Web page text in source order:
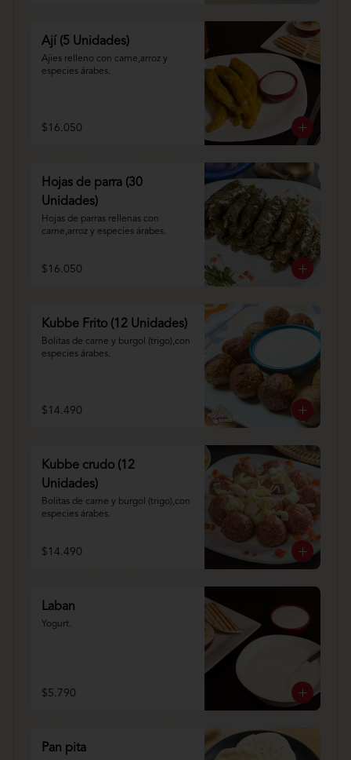
Ají (5 Unidades)
Ajies relleno con carne,arroz y
especies árabes.
$16.050
Hojas de parra (30
Unidades)
Hojas de parras rellenas con
carne,arroz y especies árabes.
$16.050
Kubbe Frito (12 Unidades)
Bolitas de carne y burgol (trigo),con
especies árabes.
$14.490
Kubbe crudo (12
Unidades)
Bolitas de carne y burgol (trigo),con
especies árabes.
$14.490
Laban
Yogurt.
$5.790
Pan pita